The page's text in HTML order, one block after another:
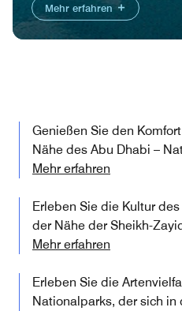
Mehr erfahren
Genießen Sie den
Nähe des Abu Dhabi –
Mehr erfahren
Erleben Sie die Kultur
der Nähe der Sheikh-
Mehr erfahren
Erleben Sie die
Nationalparks, der sich in